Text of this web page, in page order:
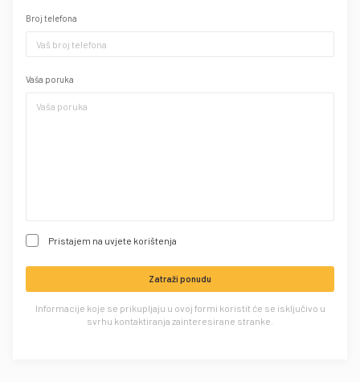
Broj telefona
Vaša poruka
Pristajem na uvjete korištenja
Zatraži ponudu
Informacije koje se prikupljaju u ovoj formi koristit će se isključivo u
svrhu kontaktiranja zainteresirane stranke.